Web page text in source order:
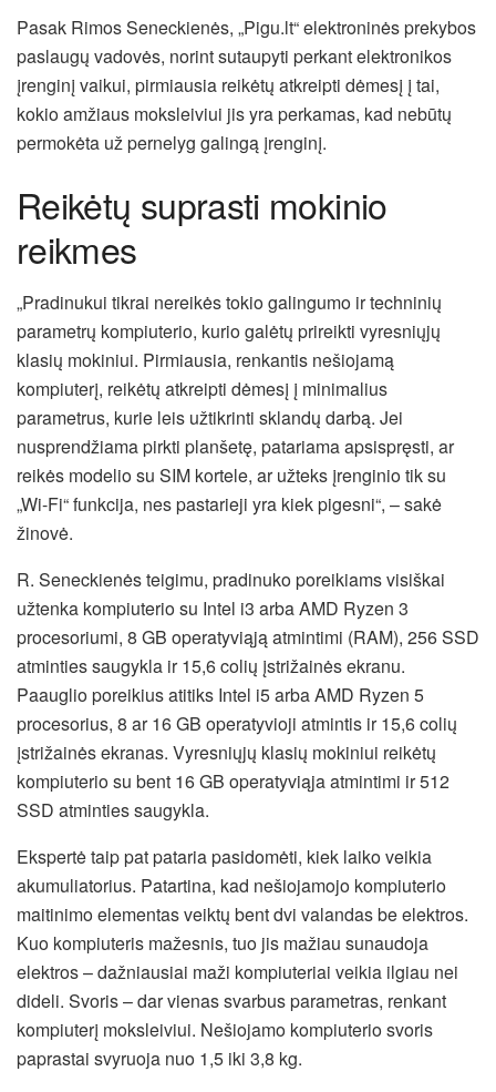
Pasak Rimos Seneckienės, „Pigu.lt“ elektroninės prekybos
paslaugų vadovės, norint sutaupyti perkant elektronikos
įrenginį vaikui, pirmiausia reikėtų atkreipti dėmesį į tai,
kokio amžiaus moksleiviui jis yra perkamas, kad nebūtų
permokėta už pernelyg galingą įrenginį.
Reikėtų suprasti mokinio
reikmes
„Pradinukui tikrai nereikės tokio galingumo ir techninių
parametrų kompiuterio, kurio galėtų prireikti vyresniųjų
klasių mokiniui. Pirmiausia, renkantis nešiojamą
kompiuterį, reikėtų atkreipti dėmesį į minimalius
parametrus, kurie leis užtikrinti sklandų darbą. Jei
nusprendžiama pirkti planšetę, patariama apsispręsti, ar
reikės modelio su SIM kortele, ar užteks įrenginio tik su
„Wi-Fi“ funkcija, nes pastarieji yra kiek pigesni“, – sakė
žinovė.
R. Seneckienės teigimu, pradinuko poreikiams visiškai
užtenka kompiuterio su Intel i3 arba AMD Ryzen 3
procesoriumi, 8 GB operatyviąją atmintimi (RAM), 256 SSD
atminties saugykla ir 15,6 colių įstrižainės ekranu.
Paauglio poreikius atitiks Intel i5 arba AMD Ryzen 5
procesorius, 8 ar 16 GB operatyvioji atmintis ir 15,6 colių
įstrižainės ekranas. Vyresniųjų klasių mokiniui reikėtų
kompiuterio su bent 16 GB operatyviąja atmintimi ir 512
SSD atminties saugykla.
Ekspertė taip pat pataria pasidomėti, kiek laiko veikia
akumuliatorius. Patartina, kad nešiojamojo kompiuterio
maitinimo elementas veiktų bent dvi valandas be elektros.
Kuo kompiuteris mažesnis, tuo jis mažiau sunaudoja
elektros – dažniausiai maži kompiuteriai veikia ilgiau nei
dideli. Svoris – dar vienas svarbus parametras, renkant
kompiuterį moksleiviui. Nešiojamo kompiuterio svoris
paprastai svyruoja nuo 1,5 iki 3,8 kg.